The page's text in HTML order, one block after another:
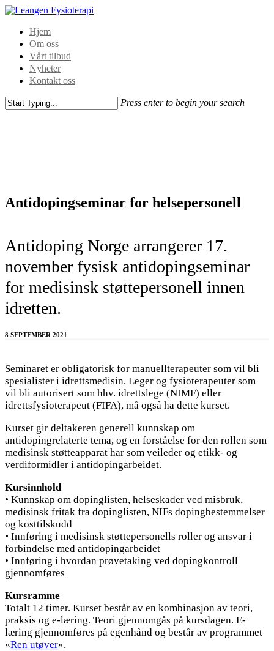
Hjem
Om oss
Vårt tilbud
Nyheter
Kontakt oss
Press enter to begin your search
Antidopingseminar for helsepersonell
Antidoping Norge arrangerer 17.
november fysisk antidopingseminar
for medisinsk støttepersonell innen
idretten.
8 SEPTEMBER 2021
Seminaret er obligatorisk for manuellterapeuter som vil bli
spesialister i idrettsmedisin. Leger og fysioterapeuter som
vil bli autorisert som hhv. idrettslege (NIMF) eller
idrettsfysioterapeut (FIFA), må også ha dette kurset.
Kurset gir deltakeren generell kunnskap om
antidopingrelaterte tema, og en forståelse for den rollen som
medisinsk støtteapparat har som veileder og etikk- og
verdiformidler i antidopingarbeidet.
Kursinnhold
• Kunnskap om dopinglisten, helseskader ved misbruk,
medisinsk fritak fra dopinglisten, NIFs dopingbestemmelser
og kosttilskudd
• Innføring i medisinsk støttepersonells roller og ansvar i
forbindelse med antidopingarbeidet
• Innføring i hvordan prøvetaking ved dopingkontroll
gjennomføres
Kursramme
Totalt 12 timer. Kurset består av en kombinasjon av teori,
praksis og e-læring. Teori gjennomgås på kursdagen. E-
læring gjennomføres på egenhånd og består av programmet
«Ren utøver».